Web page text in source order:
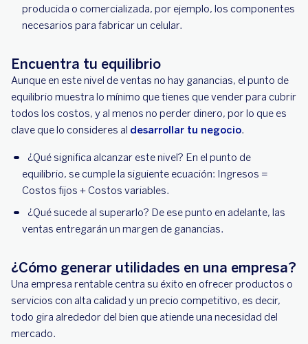
producida o comercializada, por ejemplo, los componentes
necesarios para fabricar un celular.
Encuentra tu equilibrio
Aunque en este nivel de ventas no hay ganancias, el punto de
equilibrio muestra lo mínimo que tienes que vender para cubrir
todos los costos, y al menos no perder dinero, por lo que es
clave que lo consideres al desarrollar tu negocio.
¿Qué significa alcanzar este nivel? En el punto de
equilibrio, se cumple la siguiente ecuación: Ingresos =
Costos fijos + Costos variables.
¿Qué sucede al superarlo? De ese punto en adelante, las
ventas entregarán un margen de ganancias.
¿Cómo generar utilidades en una empresa?
Una empresa rentable centra su éxito en ofrecer productos o
servicios con alta calidad y un precio competitivo, es decir,
todo gira alrededor del bien que atiende una necesidad del
mercado.